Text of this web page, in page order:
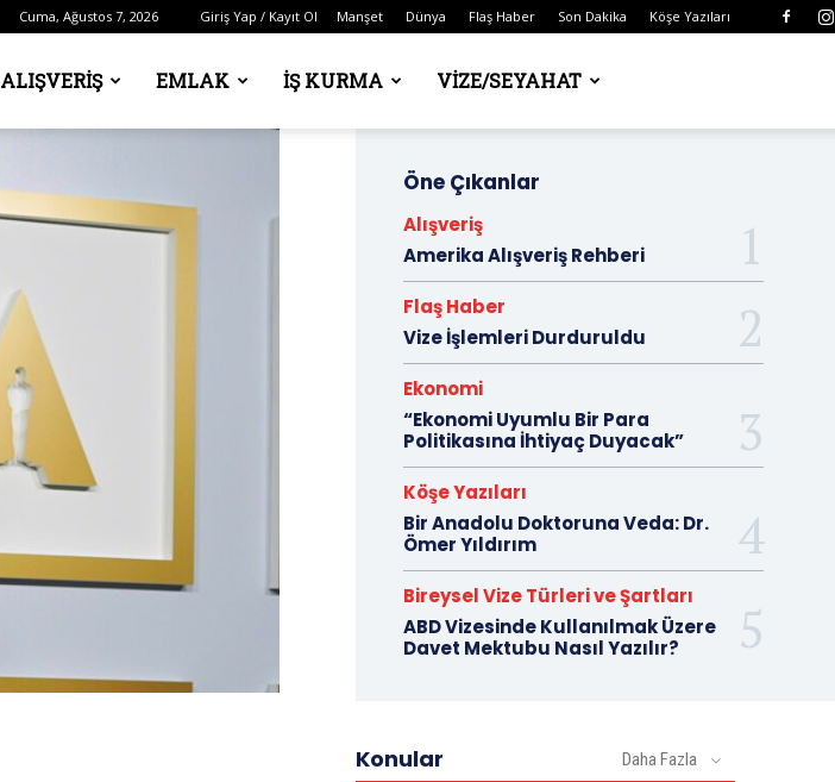
Cuma, Ağustos 7, 2026 Giriş Yap / Kayıt Ol Manşet Dünya Flaş Haber Son Dakika Köşe Yazıları
ALIŞVERIŞ EMLAK İŞ KURMA VIZE/SEYAHAT
Öne Çıkanlar
Alışveriş
Amerika Alışveriş Rehberi
Flaş Haber
Vize İşlemleri Durduruldu
Ekonomi
“Ekonomi Uyumlu Bir Para
Politikasına İhtiyaç Duyacak”
Köşe Yazıları
Bir Anadolu Doktoruna Veda: Dr.
Ömer Yıldırım
Bireysel Vize Türleri ve Şartları
ABD Vizesinde Kullanılmak Üzere
Davet Mektubu Nasıl Yazılır?
Konular Daha Fazla